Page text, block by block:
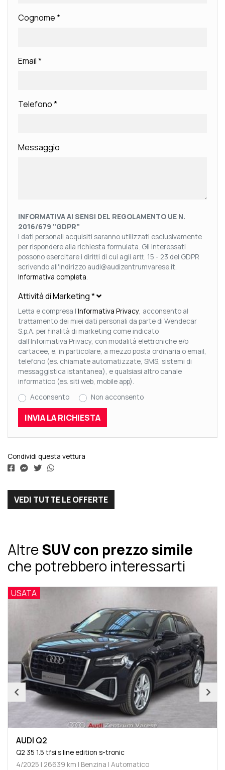
Cognome*
Email*
Telefono*
Messaggio
INFORMATIVA AI SENSI DEL REGOLAMENTO UE N.
2016/679 "GDPR"
I dati personali acquisiti saranno utilizzati esclusivamente
per rispondere alla richiesta formulata. Gli Interessati
possono esercitare i diritti di cui agli artt. 15 - 23 del GDPR
scrivendo all'indirizzo audi@audizentrumvarese.it.
Informativa completa.
Attività di Marketing*
Letta e compresa l’Informativa Privacy, acconsento al
trattamento dei miei dati personali da parte di Wendecar
S.p.A. per finalità di marketing come indicato
dall’Informativa Privacy, con modalità elettroniche e/o
cartacee, e, in particolare, a mezzo posta ordinaria o email,
telefono (es. chiamate automatizzate, SMS, sistemi di
messaggistica istantanea), e qualsiasi altro canale
informatico (es. siti web, mobile app).
Acconsento
Non acconsento
Condividi questa vettura
VEDI TUTTE LE OFFERTE
AltreSUV con prezzo simile
che potrebbero interessarti
USATA
AUDI Q2
Q2 35 1.5 tfsi s line edition s-tronic
4/2025 | 26639 km | Benzina | Automatico